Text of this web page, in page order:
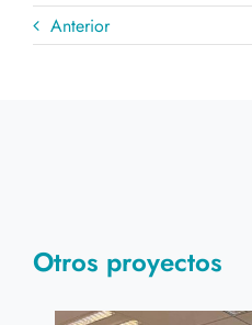
Anterior
Otros proyectos